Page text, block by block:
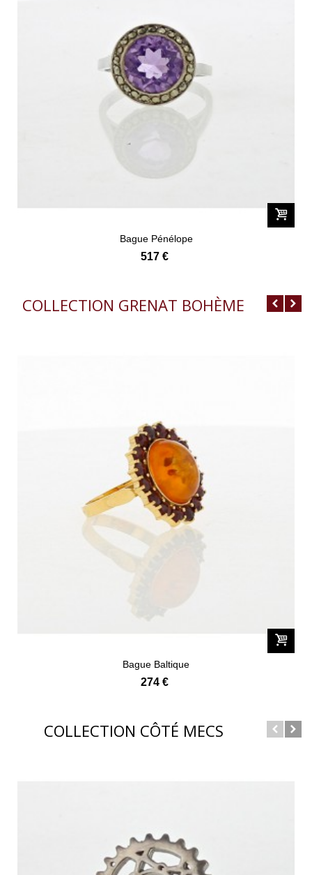
Bague Pénélope
517 €
COLLECTION GRENAT BOHÈME
Bague Baltique
274 €
COLLECTION CÔTÉ MECS